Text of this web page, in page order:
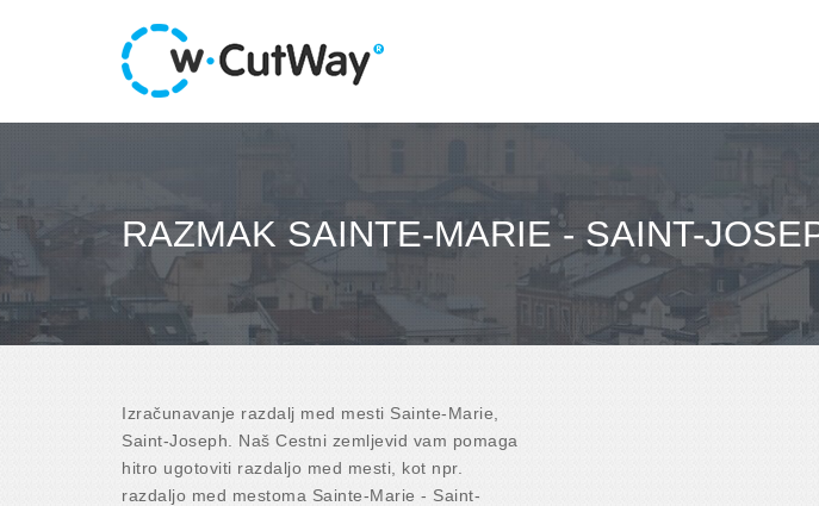
RAZMAK SAINTE-MARIE - SAINT-
Izračunavanje razdalj med mesti Sainte-Marie,
Saint-Joseph. Naš Cestni zemljevid vam pomaga
hitro ugotoviti razdaljo med mesti, kot npr.
razdaljo med mestoma Sainte-Marie - Saint-